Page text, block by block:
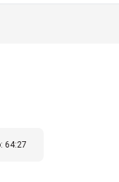
64:27